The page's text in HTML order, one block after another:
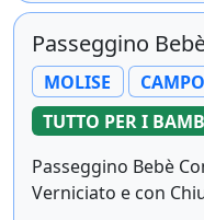
Passeggino
MOLISE
TUTTO PER I
Passeggino Bebè
Verniciato e con